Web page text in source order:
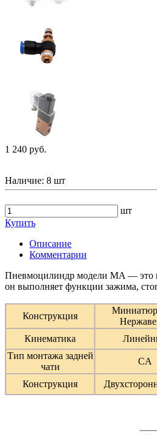
1 240 руб.
Наличие: 8 шт
шт
Купить
Описание
Комментарии
Пневмоцилиндр модели MA — это
он выполняет функции зажима,
Конструкция
Кинематика
Тип монтажа задней
чати
CA
Конструкция